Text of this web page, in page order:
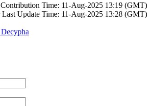
Time: 11-Aug-2025 13:19 (GMT)
Last Update Time: 11-Aug-2025 13:28 (GMT)
Decypha